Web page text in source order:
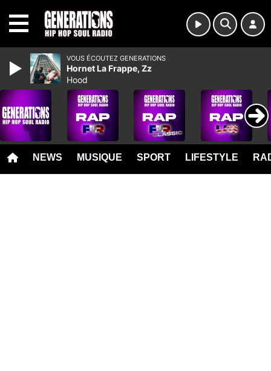
NEWS MUSIQUE SPORT LIFESTYLE
VOUS ÉCOUTEZ GENERATIONS
Hornet La Frappe, Zz
Hood